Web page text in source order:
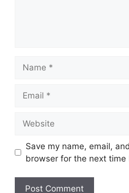
Save my name, email,
browser for the next time